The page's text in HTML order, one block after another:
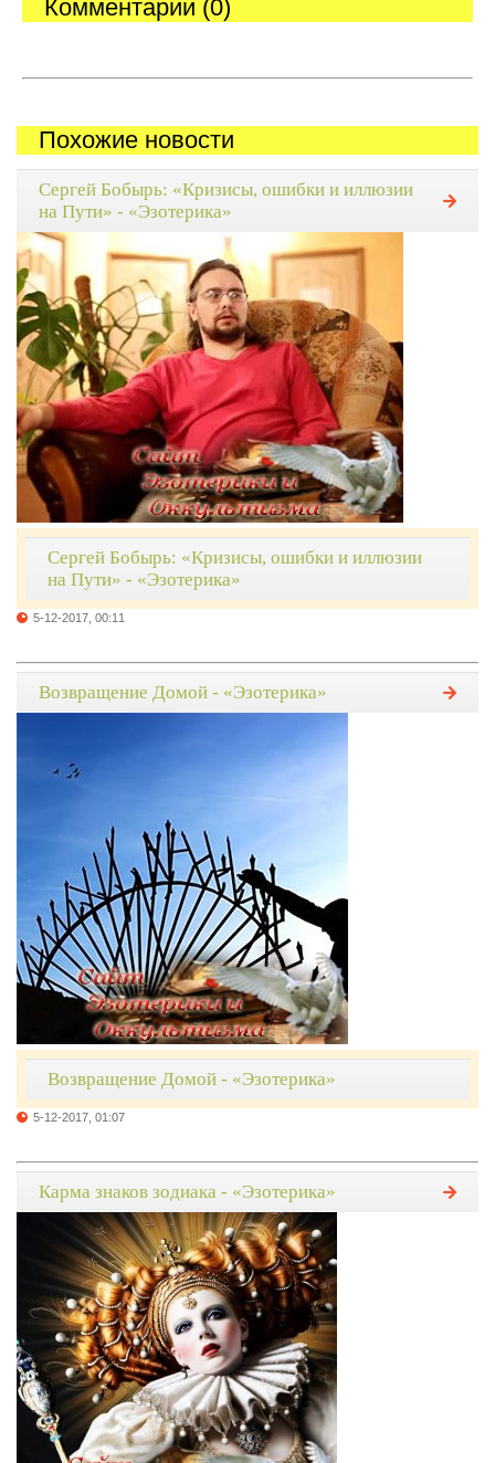
Комментарии (0)
Похожие новости
Сергей Бобырь: «Кризисы, ошибки и иллюзии
на Пути» - «Эзотерика»
Сергей Бобырь: «Кризисы, ошибки и иллюзии
на Пути» - «Эзотерика»
5-12-2017, 00:11
Возвращение Домой - «Эзотерика»
Возвращение Домой - «Эзотерика»
5-12-2017, 01:07
Карма знаков зодиака - «Эзотерика»